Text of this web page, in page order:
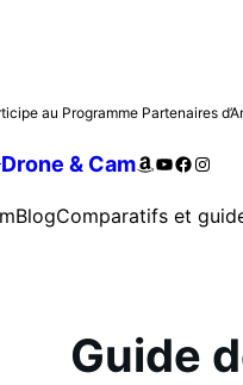
au Programme Partenaires
Drone & CamAmazon
YouTube
BlogComparatifs et
Guide